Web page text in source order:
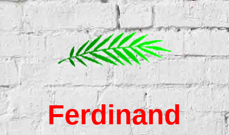
Ferdinand
Home
Verre Streken
De 15